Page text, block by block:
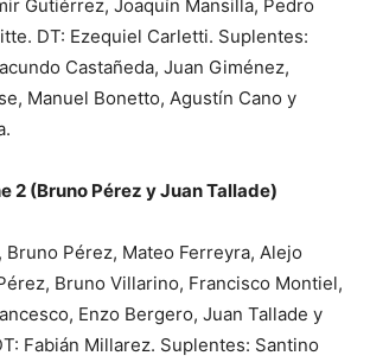
Gutiérrez, Joaquín Mansilla, Pedro
DT: Ezequiel Carletti. Suplentes:
Castañeda, Juan Giménez,
Manuel Bonetto, Agustín Cano y
2 (Bruno Pérez y Juan Tallade)
Bruno Pérez, Mateo Ferreyra, Alejo
Bruno Villarino, Francisco Montiel,
Enzo Bergero, Juan Tallade y
Fabián Millarez. Suplentes: Santino